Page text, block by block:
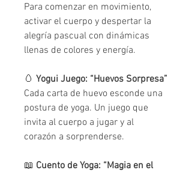
Para comenzar en movimiento,
activar el cuerpo y despertar la
alegría pascual con dinámicas
llenas de colores y energía.
🥚 Yogui Juego: “Huevos Sorpresa”
Cada carta de huevo esconde una
postura de yoga. Un juego que
invita al cuerpo a jugar y al
corazón a sorprenderse.
📖 Cuento de Yoga: “Magia en el